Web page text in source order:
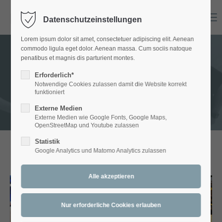
Login
Benutzername
Passwort
Anmelden
Support
Lorem ipsum dolor sit amet:
GALLERY - Bands
ARTETT
Datenschutzeinstellungen
Lorem ipsum dolor sit amet, consectetuer adipiscing elit. Aenean
commodo ligula eget dolor. Aenean massa. Cum sociis natoque
penatibus et magnis dis parturient montes.
Erforderlich*
Notwendige Cookies zulassen damit die Website korrekt
funktioniert
Externe Medien
Externe Medien wie Google Fonts, Google Maps,
OpenStreetMap und Youtube zulassen
Statistik
Google Analytics und Matomo Analytics zulassen